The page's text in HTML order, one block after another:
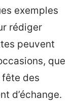
exemples
rédiger
peuvent
que
des
d’échange.